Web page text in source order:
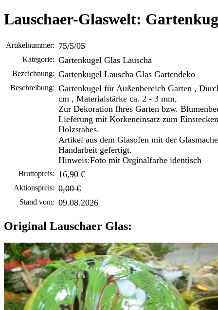
Lauschaer-Glaswelt:
Artikelnummer: 75/5/05
Kategorie: Gartenkugel Glas Lauscha
Bezeichnung: Gartenkugel Lauscha Glas Gartendeko
Beschreibung: Gartenkugel für Außenbereich Garten ,
cm , Materialstärke ca. 2 - 3 mm,
Zur Dekoration Ihres Garten bzw.
Lieferung mit Korkeneinsatz zum
Holzstabes.
Artikel aus dem Glasofen mit der
Handarbeit gefertigt.
Hinweis:Foto mit Orginalfarbe identisch
Bruttopreis: 16,90 €
Aktionspreis: 0,00 €
Stand vom: 09.08.2026
Original Lauschaer Glas: